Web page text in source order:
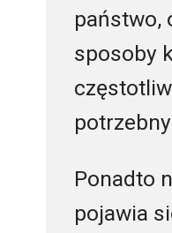
państwo,
sposoby
Ponadto
pojawia